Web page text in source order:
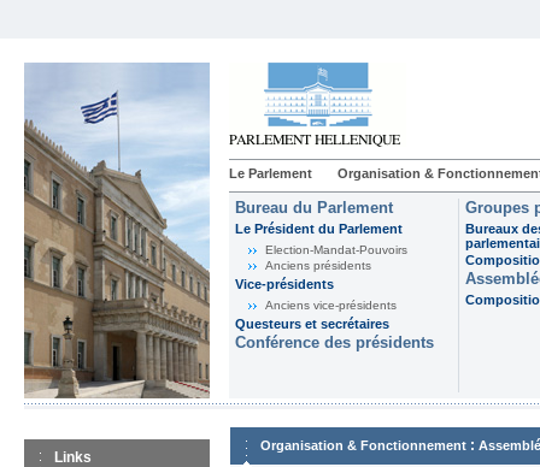
Le Parlement Organisation &
Bureau du Parlement
Le Président du Parlement
Election-Mandat-Pouvoirs
Anciens présidents
Vice-présidents
Anciens vice-présidents
Questeurs et secrétaires
Conférence des présidents
Groupes
Bureaux
Links
Organisation & Fonctionnement :